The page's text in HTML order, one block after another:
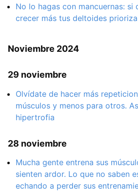
No lo hagas con mancuernas: si
crecer más tus deltoides
Noviembre 2024
29 noviembre
Olvídate de hacer más
músculos y menos para otros.
hipertrofia
28 noviembre
Mucha gente entrena sus
sienten ardor. Lo que no saben
echando a perder sus